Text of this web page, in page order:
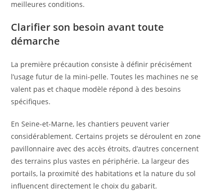
meilleures conditions.
Clarifier son besoin avant toute
démarche
La première précaution consiste à définir précisément
l’usage futur de la mini-pelle. Toutes les machines ne se
valent pas et chaque modèle répond à des besoins
spécifiques.
En Seine-et-Marne, les chantiers peuvent varier
considérablement. Certains projets se déroulent en zone
pavillonnaire avec des accès étroits, d’autres concernent
des terrains plus vastes en périphérie. La largeur des
portails, la proximité des habitations et la nature du sol
influencent directement le choix du gabarit.